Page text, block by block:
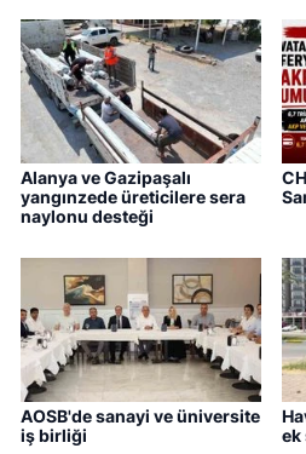
Alanya ve Gazipaşalı
yangınzede üreticilere sera
naylonu desteği
AOSB'de sanayi ve üniversite
iş birliği
ek